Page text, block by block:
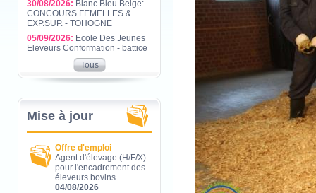
30/08/2026: Blanc Bleu Belge:
CONCOURS FEMELLES &
EXP.SUP. - TOHOGNE
05/09/2026: Ecole Des Jeunes
Eleveurs Conformation - battice
Tous
Mise à jour
Offre d'emploi
Agent d'élevage (H/F/X)
pour l'encadrement des
éleveurs bovins
04/08/2026